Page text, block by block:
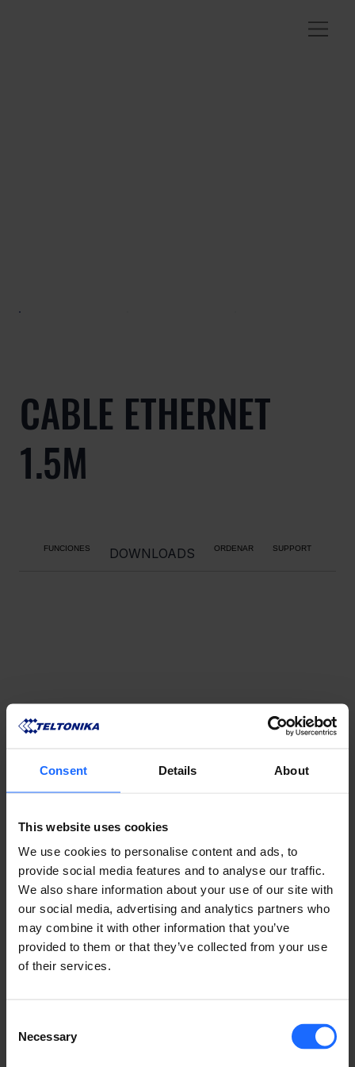
Consent Details About
This website uses cookies
We use cookies to personalise content and ads, to
provide social media features and to analyse our traffic.
We also share information about your use of our site with
our social media, advertising and analytics partners who
may combine it with other information that you’ve
provided to them or that they’ve collected from your use
of their services.
Selection
Necessary
CABLE ETHERNET
1.5M
FUNCIONES DOWNLOADS ORDENAR SUPPORT
PRODUCTOS
COMPATIBLES